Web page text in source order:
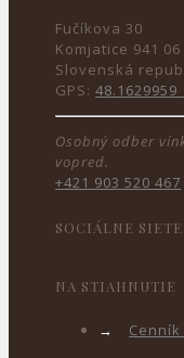
Fučíkova 30
Komjatice 941 06
Slovenská
GPS:48.1629959
Osobný odber
vopred.
+421 903 520 467
SOCIÁLNE SIETE
NA STIAHNUTIE
→